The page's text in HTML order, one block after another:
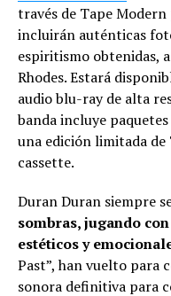
través de Tape Modern
incluirán auténticas
espiritismo obtenidas,
Rhodes. Estará
audio blu-ray de alta
banda incluye
una edición limitada
cassette.
Duran Duran siempre
sombras, jugando
estéticos y
Past”, han vuelto para
sonora definitiva para